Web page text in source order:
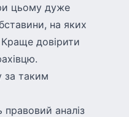
цьому дуже
на яких
Краще довірити
за таким
аналіз